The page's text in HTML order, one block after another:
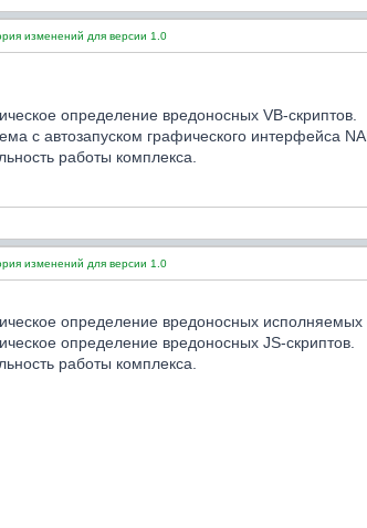
изменений для версии 1.0
определение вредоносных VB-скриптов.
с автозапуском графического интерфейса
работы комплекса.
изменений для версии 1.0
определение вредоносных
определение вредоносных JS-скриптов.
работы комплекса.